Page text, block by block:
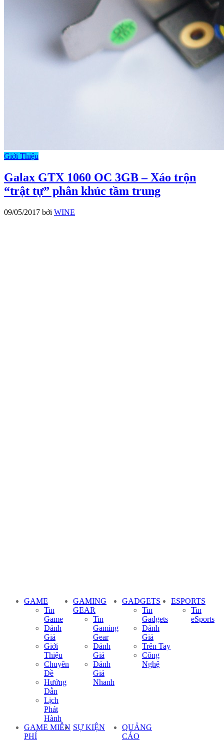
Giới Thiệu
Galax GTX 1060 OC 3GB – Xáo trộn
“trật tự” phân khúc tầm trung
09/05/2017 bởi WINE
GAME
Tin
Game
Đánh
Giá
Giới
Thiệu
Chuyên
Đề
Hướng
Dẫn
Lịch
Phát
Hành
GAMING
GEAR
Tin
Gaming
Gear
Đánh
Giá
Đánh
Giá
Nhanh
GADGETS
Tin
Gadgets
Đánh
Giá
Trên Tay
Công
Nghệ
ESPORTS
Tin
eSports
GAME MIỄN
PHÍ
SỰ KIỆN
QUẢNG
CÁO